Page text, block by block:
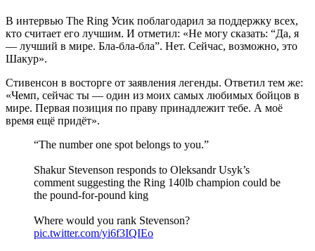
В интервью The Ring Усик поблагодарил за поддержку всех,
кто считает его лучшим. И отметил: «Не могу сказать: “Да, я
— лучший в мире. Бла-бла-бла”. Нет. Сейчас, возможно, это
Шакур».
Стивенсон в восторге от заявления легенды. Ответил тем же:
«Чемп, сейчас ты — один из моих самых любимых бойцов в
мире. Первая позиция по праву принадлежит тебе. А моё
время ещё придёт».
“The number one spot belongs to you.”
Shakur Stevenson responds to Oleksandr Usyk’s
comment suggesting the Ring 140lb champion could be
the pound-for-pound king
Where would you rank Stevenson?
pic.twitter.com/yi6f3IQIEo